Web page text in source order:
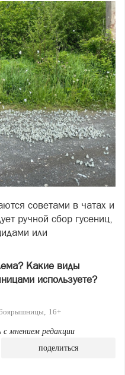
советами в чатах и
ручной сбор гусениц,
или
Какие виды
используете?
16+
мнением редакции
поделиться